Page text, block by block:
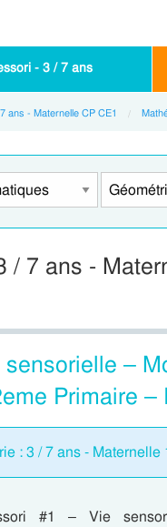
- 3 / 7 ans
ans - Maternelle CP CE1
/ 7 ans -
–
Primaire –
: 3 / 7 ans -
#1 – Vie